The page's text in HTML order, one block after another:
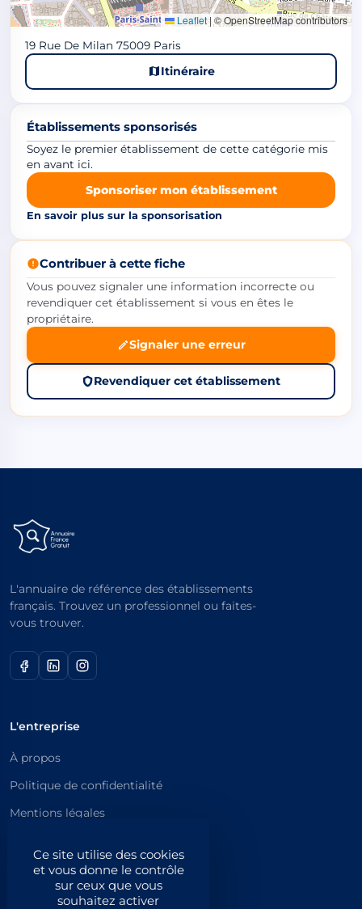
Ce site utilise des cookies
et vous donne le contrôle
sur ceux que vous
souhaitez activer
Leaflet| © OpenStreetMap contributors
19 Rue De Milan 75009 Paris
Itinéraire
Établissements sponsorisés
Soyez le premier établissement de cette catégorie mis
en avant ici.
Sponsoriser mon établissement
En savoir plus sur la sponsorisation
Contribuer à cette fiche
Vous pouvez signaler une information incorrecte ou
revendiquer cet établissement si vous en êtes le
propriétaire.
Signaler une erreur
Revendiquer cet établissement
L'annuaire de référence des établissements
français. Trouvez un professionnel ou faites-
vous trouver.
L'entreprise
À propos
Politique de confidentialité
Mentions légales
Catégories principales
Catégories